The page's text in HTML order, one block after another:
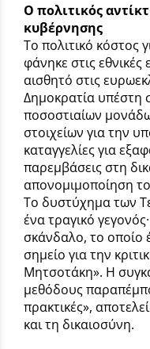
Ο πολιτικός
κυβέρνησης
Το πολιτικό κόστος
φάνηκε στις εθνικές
αισθητό στις
Δημοκρατία υπέστη
ποσοστιαίων
στοιχείων για την
καταγγελίες για
παρεμβάσεις στη
απονομιμοποίηση
Το δυστύχημα των
ένα τραγικό
σκάνδαλο, το οποίο
σημείο για την
Μητσοτάκη». Η
μεθόδους
πρακτικές»,
και τη δικαιοσύνη.